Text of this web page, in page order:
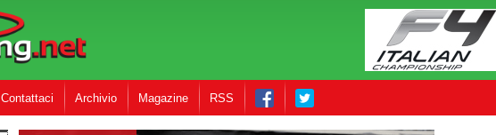
Contattaci Archivio Magazine RSS